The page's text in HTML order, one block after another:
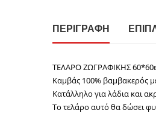
ΠΕΡΙΓΡΑΦΉ
ΤΕΛΑΡΟ ΖΩΓΡΑΦΙΚΗΣ
Καμβάς 100% βαμβακερός
Κατάλληλο για λάδια και
Το τελάρο αυτό θα δώσει